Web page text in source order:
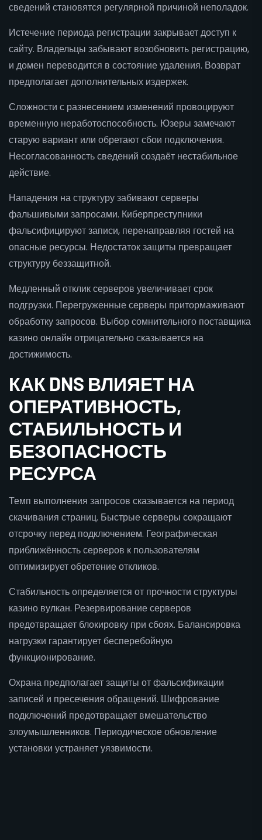
сведений становятся регулярной причиной неполадок.
Истечение периода регистрации закрывает доступ к
сайту. Владельцы забывают возобновить регистрацию,
и домен переводится в состояние удаления. Возврат
предполагает дополнительных издержек.
Сложности с разнесением изменений провоцируют
временную неработоспособность. Юзеры замечают
старую вариант или обретают сбои подключения.
Несогласованность сведений создаёт нестабильное
действие.
Нападения на структуру забивают серверы
фальшивыми запросами. Киберпреступники
фальсифицируют записи, перенаправляя гостей на
опасные ресурсы. Недостаток защиты превращает
структуру беззащитной.
Медленный отклик серверов увеличивает срок
подгрузки. Перегруженные серверы притормаживают
обработку запросов. Выбор сомнительного поставщика
казино онлайн отрицательно сказывается на
достижимость.
КАК DNS ВЛИЯЕТ НА
ОПЕРАТИВНОСТЬ,
СТАБИЛЬНОСТЬ И
БЕЗОПАСНОСТЬ
РЕСУРСА
Темп выполнения запросов сказывается на период
скачивания страниц. Быстрые серверы сокращают
отсрочку перед подключением. Географическая
приближённость серверов к пользователям
оптимизирует обретение откликов.
Стабильность определяется от прочности структуры
казино вулкан. Резервирование серверов
предотвращает блокировку при сбоях. Балансировка
нагрузки гарантирует бесперебойную
функционирование.
Охрана предполагает защиты от фальсификации
записей и пресечения обращений. Шифрование
подключений предотвращает вмешательство
злоумышленников. Периодическое обновление
установки устраняет уязвимости.